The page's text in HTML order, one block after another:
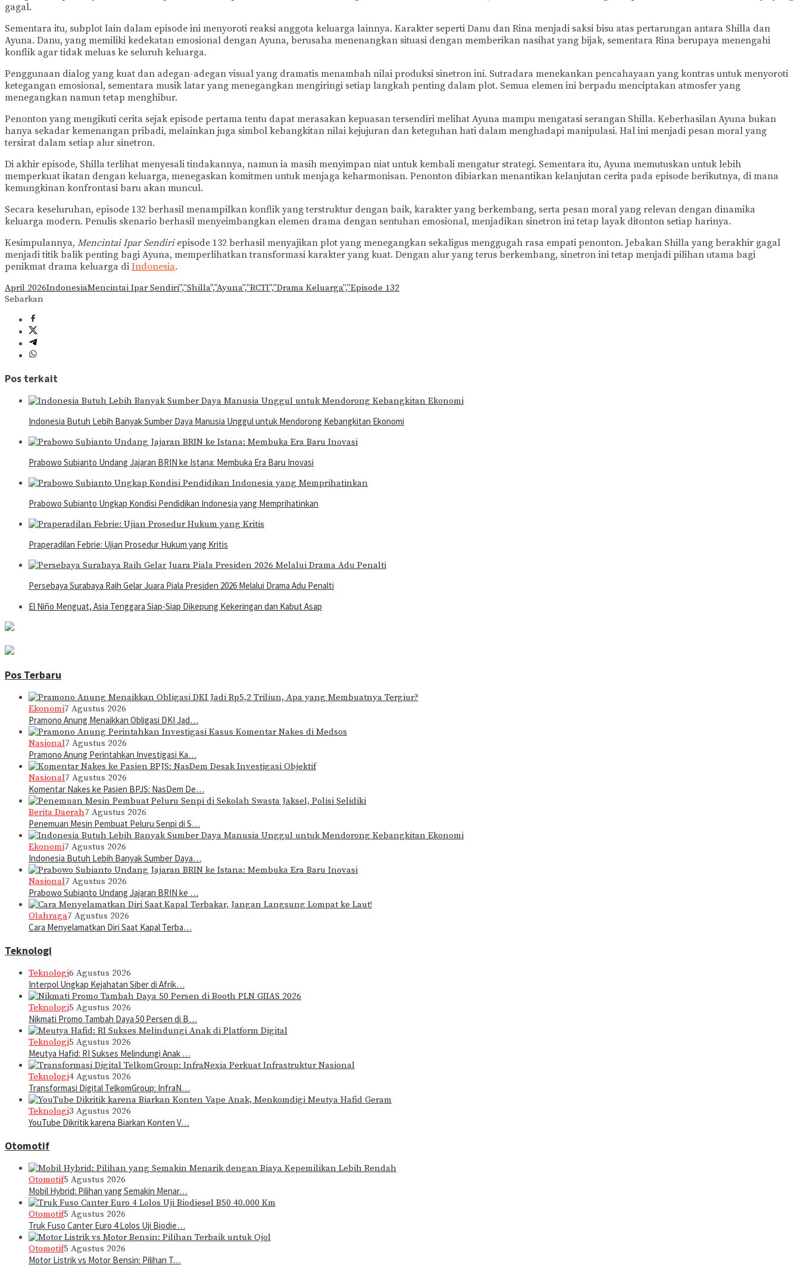
gagal.
Sementara itu, subplot lain dalam episode ini menyoroti reaksi anggota keluarga lainnya. Karakter seperti Danu dan Rina menjadi saksi bisu atas pertarungan antara Shilla dan
Ayuna. Danu, yang memiliki kedekatan emosional dengan Ayuna, berusaha menenangkan situasi dengan memberikan nasihat yang bijak, sementara Rina berupaya menengahi
konflik agar tidak meluas ke seluruh keluarga.
Penggunaan dialog yang kuat dan adegan-adegan visual yang dramatis menambah nilai produksi sinetron ini. Sutradara menekankan pencahayaan yang kontras untuk menyoroti
ketegangan emosional, sementara musik latar yang menegangkan mengiringi setiap langkah penting dalam plot. Semua elemen ini berpadu menciptakan atmosfer yang
menegangkan namun tetap menghibur.
Penonton yang mengikuti cerita sejak episode pertama tentu dapat merasakan kepuasan tersendiri melihat Ayuna mampu mengatasi serangan Shilla. Keberhasilan Ayuna bukan
hanya sekadar kemenangan pribadi, melainkan juga simbol kebangkitan nilai kejujuran dan keteguhan hati dalam menghadapi manipulasi. Hal ini menjadi pesan moral yang
tersirat dalam setiap alur sinetron.
Di akhir episode, Shilla terlihat menyesali tindakannya, namun ia masih menyimpan niat untuk kembali mengatur strategi. Sementara itu, Ayuna memutuskan untuk lebih
memperkuat ikatan dengan keluarga, menegaskan komitmen untuk menjaga keharmonisan. Penonton dibiarkan menantikan kelanjutan cerita pada episode berikutnya, di mana
kemungkinan konfrontasi baru akan muncul.
Secara keseluruhan, episode 132 berhasil menampilkan konflik yang terstruktur dengan baik, karakter yang berkembang, serta pesan moral yang relevan dengan dinamika
keluarga modern. Penulis skenario berhasil menyeimbangkan elemen drama dengan sentuhan emosional, menjadikan sinetron ini tetap layak ditonton setiap harinya.
Kesimpulannya, Mencintai Ipar Sendiriepisode 132 berhasil menyajikan plot yang menegangkan sekaligus menggugah rasa empati penonton. Jebakan Shilla yang berakhir gagal
menjadi titik balik penting bagi Ayuna, memperlihatkan transformasi karakter yang kuat. Dengan alur yang terus berkembang, sinetron ini tetap menjadi pilihan utama bagi
penikmat drama keluarga di Indonesia.
April 2026IndonesiaMencintai Ipar Sendiri","Shilla","Ayuna","RCTI","Drama Keluarga","Episode 132
Sebarkan
Pos terkait
Indonesia Butuh Lebih Banyak Sumber Daya Manusia Unggul untuk Mendorong Kebangkitan Ekonomi
Prabowo Subianto Undang Jajaran BRIN ke Istana: Membuka Era Baru Inovasi
Prabowo Subianto Ungkap Kondisi Pendidikan Indonesia yang Memprihatinkan
Praperadilan Febrie: Ujian Prosedur Hukum yang Kritis
Persebaya Surabaya Raih Gelar Juara Piala Presiden 2026 Melalui Drama Adu Penalti
El Niño Menguat, Asia Tenggara Siap-Siap Dikepung Kekeringan dan Kabut Asap
Pos Terbaru
Ekonomi7 Agustus 2026
Pramono Anung Menaikkan Obligasi DKI Jad…
Nasional7 Agustus 2026
Pramono Anung Perintahkan Investigasi Ka…
Nasional7 Agustus 2026
Komentar Nakes ke Pasien BPJS: NasDem De…
Berita Daerah7 Agustus 2026
Penemuan Mesin Pembuat Peluru Senpi di S…
Ekonomi7 Agustus 2026
Indonesia Butuh Lebih Banyak Sumber Daya…
Nasional7 Agustus 2026
Prabowo Subianto Undang Jajaran BRIN ke …
Olahraga7 Agustus 2026
Cara Menyelamatkan Diri Saat Kapal Terba…
Teknologi
Teknologi6 Agustus 2026
Interpol Ungkap Kejahatan Siber di Afrik…
Teknologi5 Agustus 2026
Nikmati Promo Tambah Daya 50 Persen di B…
Teknologi5 Agustus 2026
Meutya Hafid: RI Sukses Melindungi Anak …
Teknologi4 Agustus 2026
Transformasi Digital TelkomGroup: InfraN…
Teknologi3 Agustus 2026
YouTube Dikritik karena Biarkan Konten V…
Otomotif
Otomotif5 Agustus 2026
Mobil Hybrid: Pilihan yang Semakin Menar…
Otomotif5 Agustus 2026
Truk Fuso Canter Euro 4 Lolos Uji Biodie…
Otomotif5 Agustus 2026
Motor Listrik vs Motor Bensin: Pilihan T…